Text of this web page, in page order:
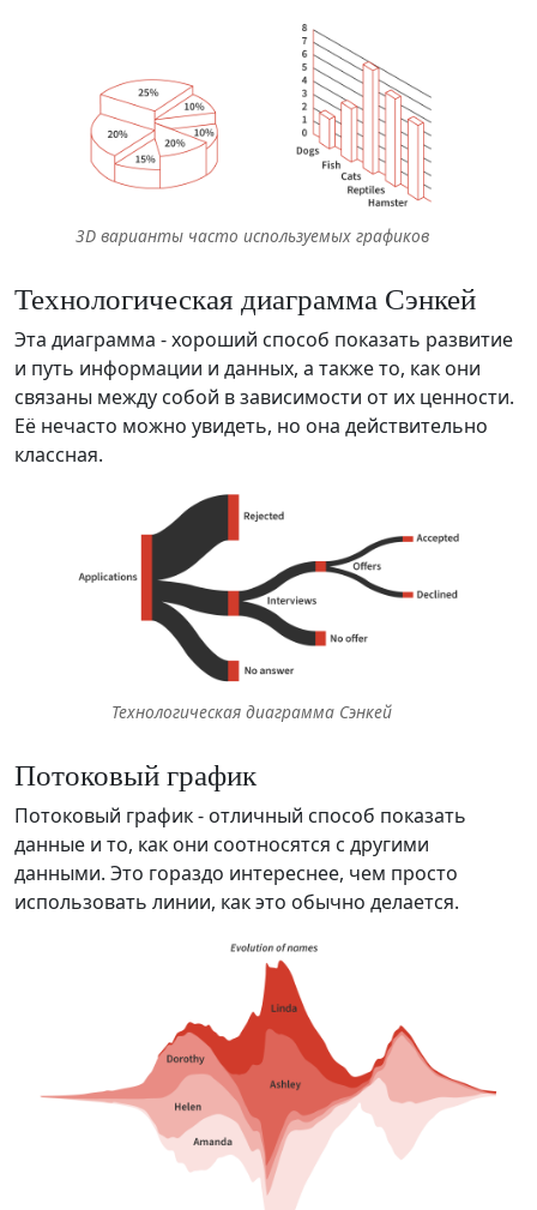
3D варианты часто используемых графиков
Технологическая диаграмма Сэнкей
Эта диаграмма - хороший способ показать развитие
и путь информации и данных, а также то, как они
связаны между собой в зависимости от их ценности.
Её нечасто можно увидеть, но она действительно
классная.
Технологическая диаграмма Сэнкей
Потоковый график
Потоковый график - отличный способ показать
данные и то, как они соотносятся с другими
данными. Это гораздо интереснее, чем просто
использовать линии, как это обычно делается.